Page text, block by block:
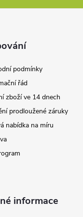
podmínky
řád
zboží ve 14 dnech
prodloužené záruky
nabídka na míru
informace